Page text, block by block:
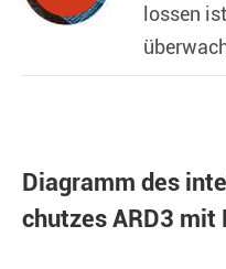
lossen
Diagramm des
chutzes ARD3 mit